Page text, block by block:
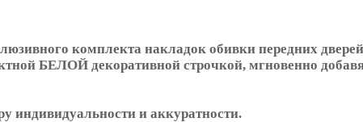
комплекта накладок обивки передних
БЕЛОЙ декоративной строчкой, мгновенно
индивидуальности и аккуратности.